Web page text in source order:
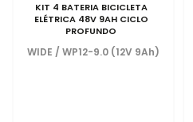
KIT 4 BATERIA BICICLETA
ELÉTRICA 48V 9AH CICLO
PROFUNDO
WIDE / WP12-9.0 (12V 9Ah)